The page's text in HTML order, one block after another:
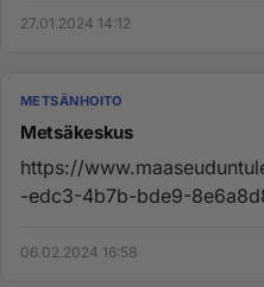
27.01.2024 14:12
METSÄNHOITO
Metsäkeskus
https://
-edc3-4b7b-bde9-8e6a8d803583
06.02.2024 16:58